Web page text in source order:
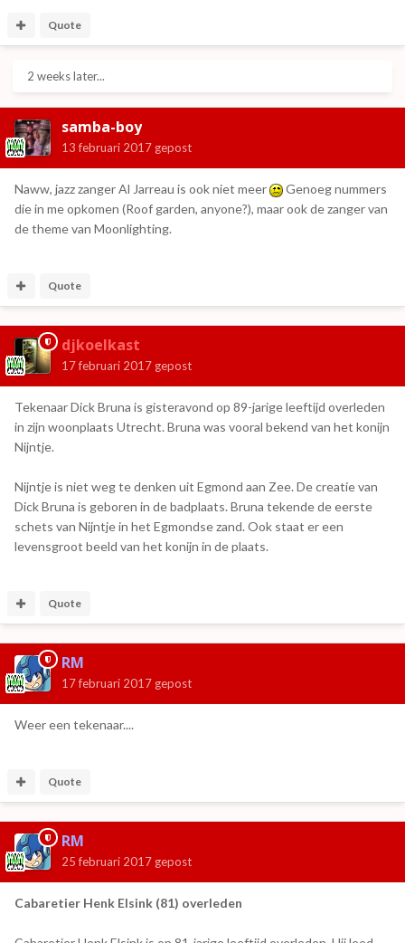
Quote
2 weeks later...
samba-boy
13 februari 2017 gepost
Naww, jazz zanger Al Jarreau is ook niet meer
Genoeg nummers
die in me opkomen (Roof garden, anyone?), maar ook de zanger van
de theme van Moonlighting.
Quote
djkoelkast
17 februari 2017 gepost
Tekenaar Dick Bruna is gisteravond op 89-jarige leeftijd overleden
in zijn woonplaats Utrecht. Bruna was vooral bekend van het konijn
Nijntje.
Nijntje is niet weg te denken uit Egmond aan Zee. De creatie van
Dick Bruna is geboren in de badplaats. Bruna tekende de eerste
schets van Nijntje in het Egmondse zand. Ook staat er een
levensgroot beeld van het konijn in de plaats.
Quote
RM
17 februari 2017 gepost
Weer een tekenaar....
Quote
RM
25 februari 2017 gepost
Cabaretier Henk Elsink (81) overleden